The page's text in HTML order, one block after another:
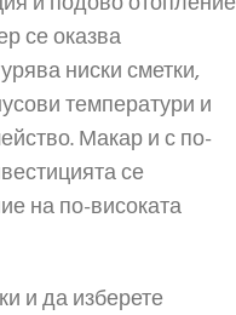
се оказва
ниски сметки,
температури и
Макар и с по-
се
на по-високата
и да изберете